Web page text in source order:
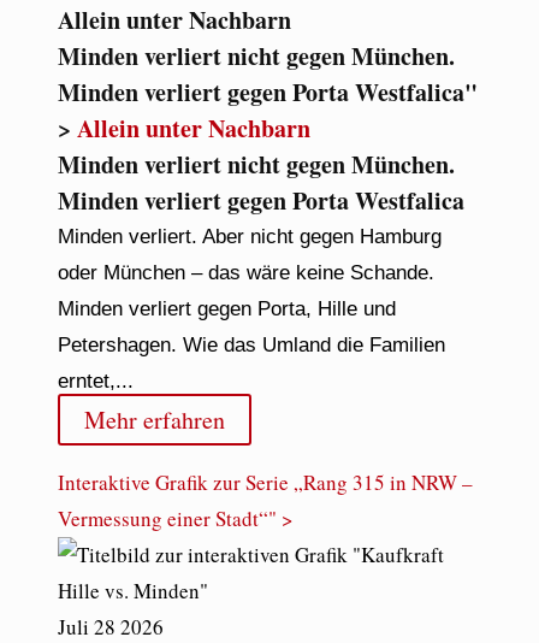
Allein unter Nachbarn
Minden verliert nicht gegen München.
Minden verliert gegen Porta Westfalica"
> Allein unter Nachbarn
Minden verliert nicht gegen München.
Minden verliert gegen Porta Westfalica
Minden verliert. Aber nicht gegen Hamburg
oder München – das wäre keine Schande.
Minden verliert gegen Porta, Hille und
Petershagen. Wie das Umland die Familien
erntet,...
Mehr erfahren
Interaktive Grafik zur Serie „Rang 315 in NRW –
Vermessung einer Stadt“" >
Juli 28 2026